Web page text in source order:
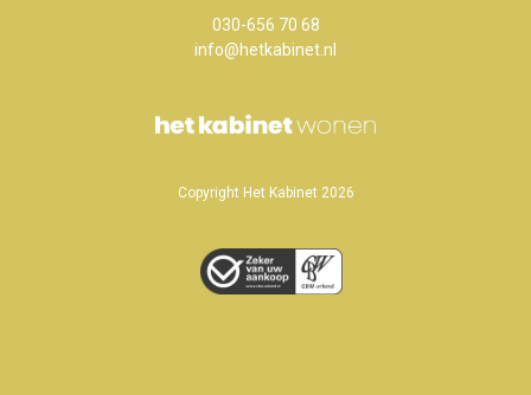
030-656 70 68
info@hetkabinet.nl
Copyright Het Kabinet 2026